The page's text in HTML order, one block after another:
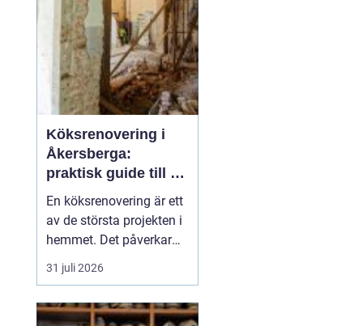
Köksrenovering i
Åkersberga:
praktisk guide till ett
smartare kök
En köksrenovering är ett
av de största projekten i
hemmet. Det påverkar
vardagen, hemmets
värde och hur hela
den som planerar
31 juli 2026